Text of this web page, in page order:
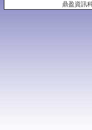
鼎盈資訊